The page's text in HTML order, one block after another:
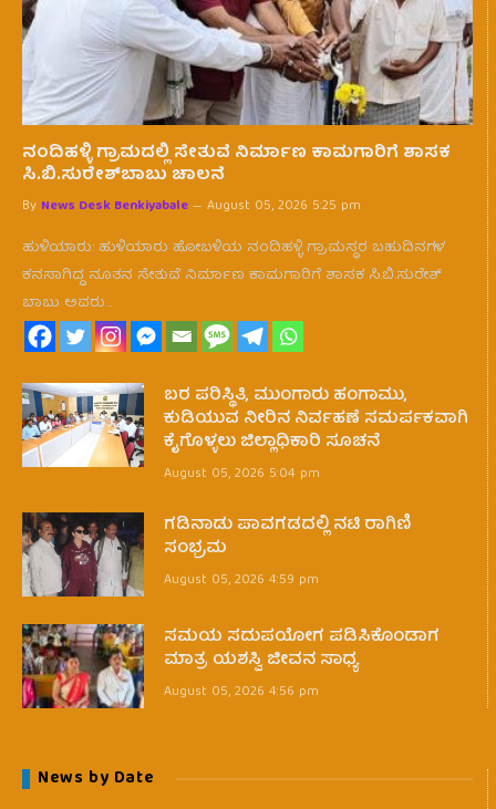
ನಂದಿಹಳ್ಳಿ ಗ್ರಾಮದಲ್ಲಿ ಸೇತುವೆ ನಿರ್ಮಾಣ ಕಾಮಗಾರಿಗೆ ಶಾಸಕ
ಸಿ.ಬಿ.ಸುರೇಶ್‌ಬಾಬು ಚಾಲನೆ
By News Desk Benkiyabale August 05, 2026 5:25 pm
ಹುಳಿಯಾರು: ಹುಳಿಯಾರು ಹೋಬಳಿಯ ನಂದಿಹಳ್ಳಿ ಗ್ರಾಮಸ್ಥರ ಬಹುದಿನಗಳ
ಕನಸಾಗಿದ್ದ ನೂತನ ಸೇತುವೆ ನಿರ್ಮಾಣ ಕಾಮಗಾರಿಗೆ ಶಾಸಕ ಸಿ.ಬಿ.ಸುರೇಶ್
ಬಾಬು ಅವರು…
ಬರ ಪರಿಸ್ಥಿತಿ, ಮುಂಗಾರು ಹಂಗಾಮು,
ಕುಡಿಯುವ ನೀರಿನ ನಿರ್ವಹಣೆ ಸಮರ್ಪಕವಾಗಿ
ಕೈಗೊಳ್ಳಲು ಜಿಲ್ಲಾಧಿಕಾರಿ ಸೂಚನೆ
August 05, 2026 5:04 pm
ಗಡಿನಾಡು ಪಾವಗಡದಲ್ಲಿ ನಟಿ ರಾಗಿಣಿ
ಸಂಭ್ರಮ
August 05, 2026 4:59 pm
ಸಮಯ ಸದುಪಯೋಗ ಪಡಿಸಿಕೊಂಡಾಗ
ಮಾತ್ರ ಯಶಸ್ವಿ ಜೀವನ ಸಾಧ್ಯ
August 05, 2026 4:56 pm
News by Date